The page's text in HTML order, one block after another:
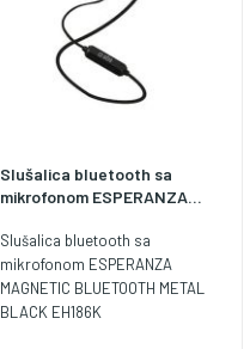
Slušalica bluetooth sa
mikrofonom ESPERANZA...
Slušalica bluetooth sa
mikrofonom ESPERANZA
MAGNETIC BLUETOOTH METAL
BLACK EH186K